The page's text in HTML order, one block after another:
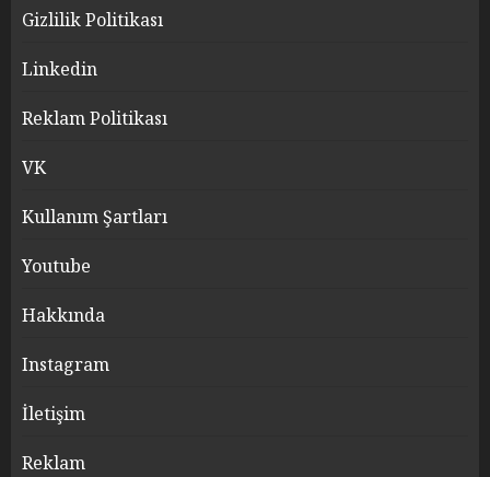
Gizlilik Politikası
Linkedin
Reklam Politikası
VK
Kullanım Şartları
Youtube
Hakkında
Instagram
İletişim
Reklam